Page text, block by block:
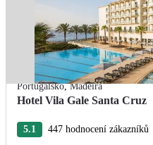
Portugalsko,Madeira
Hotel Vila Gale Santa Cruz
5.1 447 hodnocení zákazníků